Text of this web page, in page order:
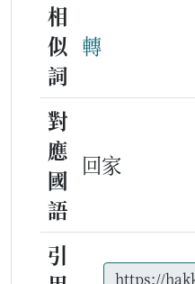
相
似
詞
轉
對
應
國
語
回家
引